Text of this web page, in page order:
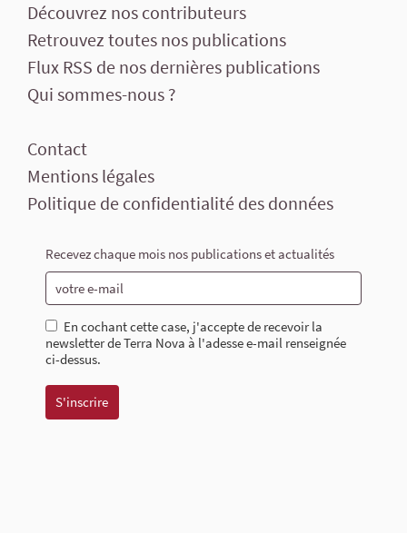
Découvrez nos contributeurs
Retrouvez toutes nos publications
Flux RSS de nos dernières publications
Qui sommes-nous ?
Contact
Mentions légales
Politique de confidentialité des données
Recevez chaque mois nos publications et actualités
En cochant cette case, j'accepte de recevoir la
newsletter de Terra Nova à l'adesse e-mail renseignée
ci-dessus.